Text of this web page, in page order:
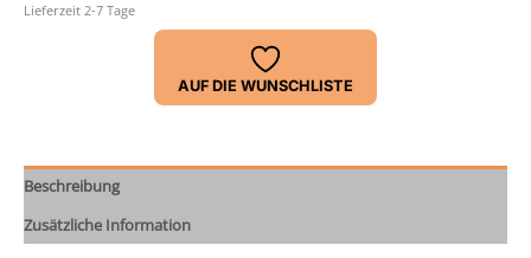
Lieferzeit 2-7 Tage
AUF DIE WUNSCHLISTE
Beschreibung
Zusätzliche Information